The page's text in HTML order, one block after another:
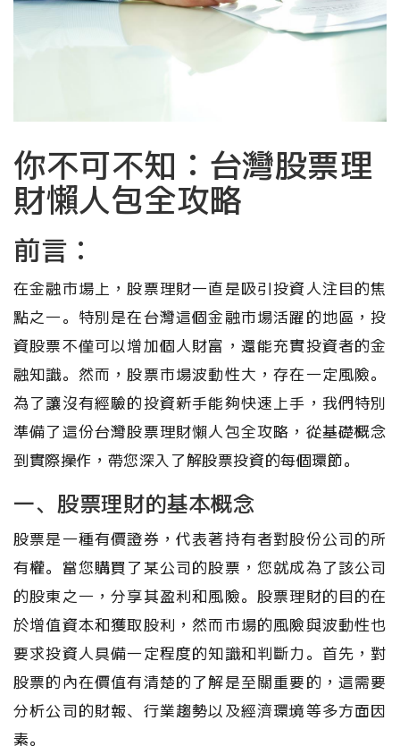
你不可不知：台灣股票理
財懶人包全攻略
前言：
在金融市場上，股票理財一直是吸引投資人注目的焦
點之一。特別是在台灣這個金融市場活躍的地區，投
資股票不僅可以增加個人財富，還能充實投資者的金
融知識。然而，股票市場波動性大，存在一定風險。
為了讓沒有經驗的投資新手能夠快速上手，我們特別
準備了這份台灣股票理財懶人包全攻略，從基礎概念
到實際操作，帶您深入了解股票投資的每個環節。
一、股票理財的基本概念
股票是一種有價證券，代表著持有者對股份公司的所
有權。當您購買了某公司的股票，您就成為了該公司
的股東之一，分享其盈利和風險。股票理財的目的在
於增值資本和獲取股利，然而市場的風險與波動性也
要求投資人具備一定程度的知識和判斷力。首先，對
股票的內在價值有清楚的了解是至關重要的，這需要
分析公司的財報、行業趨勢以及經濟環境等多方面因
素。